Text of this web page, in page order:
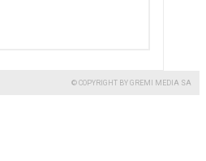
© COPYRIGHT BY GREMI MEDIA SA